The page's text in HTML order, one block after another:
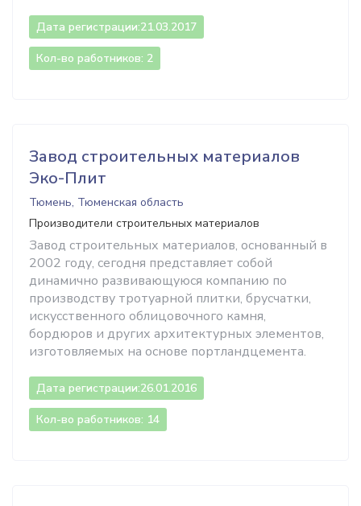
Дата регистрации:21.03.2017
Кол-во работников: 2
Завод строительных материалов
Эко-Плит
Тюмень, Тюменская область
Производители строительных материалов
Завод строительных материалов, основанный в
2002 году, сегодня представляет собой
динамично развивающуюся компанию по
производству тротуарной плитки, брусчатки,
искусственного облицовочного камня,
бордюров и других архитектурных элементов,
изготовляемых на основе портландцемента.
Дата регистрации:26.01.2016
Кол-во работников: 14